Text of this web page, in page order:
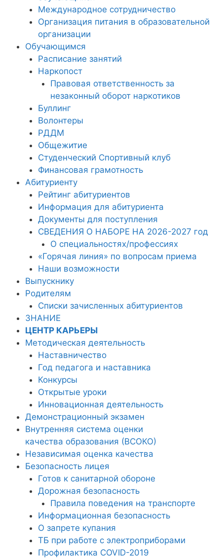
Международное сотрудничество
Организация питания в образовательной
организации
Обучающимся
Расписание занятий
Наркопост
Правовая ответственность за
незаконный оборот наркотиков
Буллинг
Волонтеры
РДДМ
Общежитие
Студенческий Спортивный клуб
Финансовая грамотность
Абитуриенту
Рейтинг абитуриентов
Информация для абитуриента
Документы для поступления
СВЕДЕНИЯ О НАБОРЕ НА 2026-2027 год
О специальностях/профессиях
«Горячая линия» по вопросам приема
Наши возможности
Выпускнику
Родителям
Списки зачисленных абитуриентов
ЗНАНИЕ
ЦЕНТР КАРЬЕРЫ
Методическая деятельность
Наставничество
Год педагога и наставника
Конкурсы
Открытые уроки
Инновационная деятельность
Демонстрационный экзамен
Внутренняя система оценки
качества образования (ВСОКО)
Независимая оценка качества
Безопасность лицея
Готов к санитарной обороне
Дорожная безопасность
Правила поведения на транспорте
Информационная безопасность
О запрете купания
ТБ при работе с электроприборами
Профилактика COVID-2019